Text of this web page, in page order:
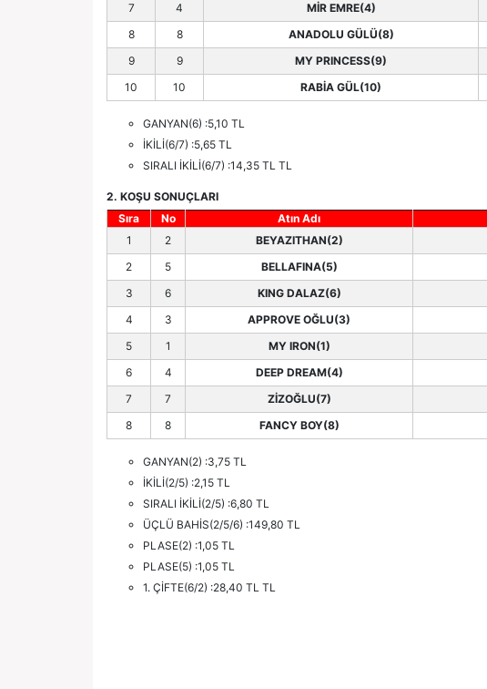
7
4 MİR EMRE(4)
8
8 ANADOLU GÜLÜ(8)
9
9 MY PRINCESS(9)
10
10 RABİA GÜL(10)
GANYAN(6) :5,10 TL
İKİLİ(6/7) :5,65 TL
SIRALI İKİLİ(6/7) :14,35 TL TL
2. KOŞU SONUÇLARI
Sıra
No Atın Adı
1
2 BEYAZITHAN(2)
2
5 BELLAFINA(5)
3
6 KING DALAZ(6)
4
3 APPROVE OĞLU(3)
5
1 MY IRON(1)
6
4 DEEP DREAM(4)
7
7 ZİZOĞLU(7)
8
8 FANCY BOY(8)
GANYAN(2) :3,75 TL
İKİLİ(2/5) :2,15 TL
SIRALI İKİLİ(2/5) :6,80 TL
ÜÇLÜ BAHİS(2/5/6) :149,80 TL
PLASE(2) :1,05 TL
PLASE(5) :1,05 TL
1. ÇİFTE(6/2) :28,40 TL TL